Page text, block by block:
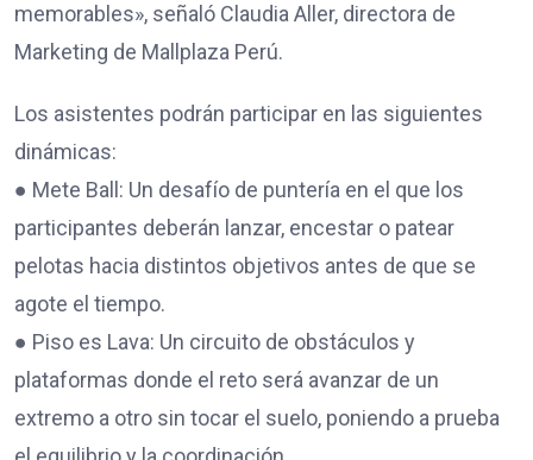
memorables», señaló Claudia Aller, directora de
Marketing de Mallplaza Perú.
Los asistentes podrán participar en las siguientes
dinámicas:
● Mete Ball: Un desafío de puntería en el que los
participantes deberán lanzar, encestar o patear
pelotas hacia distintos objetivos antes de que se
agote el tiempo.
● Piso es Lava: Un circuito de obstáculos y
plataformas donde el reto será avanzar de un
extremo a otro sin tocar el suelo, poniendo a prueba